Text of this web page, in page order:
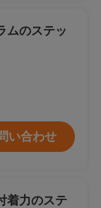
ムのステッ
い合わせ
着力のステ